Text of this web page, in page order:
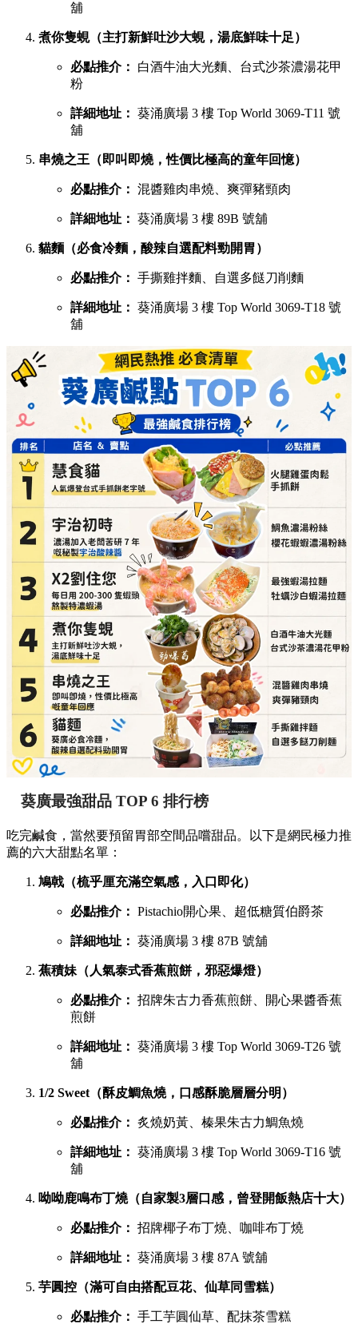
舖
煮你隻蜆（主打新鮮吐沙大蜆，湯底鮮味十足）
必點推介：
白酒牛油大光麵、台式沙茶濃湯花甲
粉
詳細地址： 葵涌廣場 3 樓 Top World 3069-T11 號
舖
串燒之王（即叫即燒，性價比極高的童年回憶）
必點推介： 混醬雞肉串燒、爽彈豬頸肉
詳細地址： 葵涌廣場 3 樓 89B 號舖
貓麵（必食冷麵，酸辣自選配料勁開胃）
必點推介： 手撕雞拌麵、自選多餸刀削麵
詳細地址： 葵涌廣場 3 樓 Top World 3069-T18 號
舖
葵廣最強甜品 TOP 6 排行榜
吃完鹹食，當然要預留胃部空間品嚐甜品。以下是網民極力推
薦的六大甜點名單：
鳩戟（梳乎厘充滿空氣感，入口即化）
必點推介： Pistachio開心果、超低糖質伯爵茶
詳細地址： 葵涌廣場 3 樓 87B 號舖
蕉積妹（人氣泰式香蕉煎餅，邪惡爆燈）
必點推介： 招牌朱古力香蕉煎餅、開心果醬香蕉
煎餅
詳細地址： 葵涌廣場 3 樓 Top World 3069-T26 號
舖
1/2 Sweet（酥皮鯛魚燒，口感酥脆層層分明）
必點推介： 炙燒奶黃、榛果朱古力鯛魚燒
詳細地址： 葵涌廣場 3 樓 Top World 3069-T16 號
舖
呦呦鹿鳴布丁燒（自家製3層口感，曾登開飯熱店十大）
必點推介： 招牌椰子布丁燒、咖啡布丁燒
詳細地址： 葵涌廣場 3 樓 87A 號舖
芋圓控（滿可自由搭配豆花、仙草同雪糕）
必點推介： 手工芋圓仙草、配抹茶雪糕